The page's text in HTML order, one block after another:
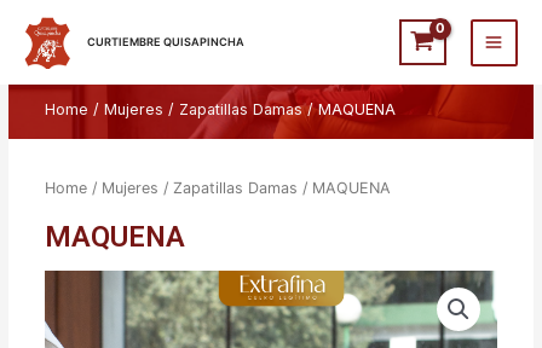
contenido
CURTIEMBRE QUISAPINCHA
Main
Home /Mujeres / Zapatillas Damas/ MAQUENA
Home / Mujeres /Zapatillas Damas / MAQUENA
MAQUENA